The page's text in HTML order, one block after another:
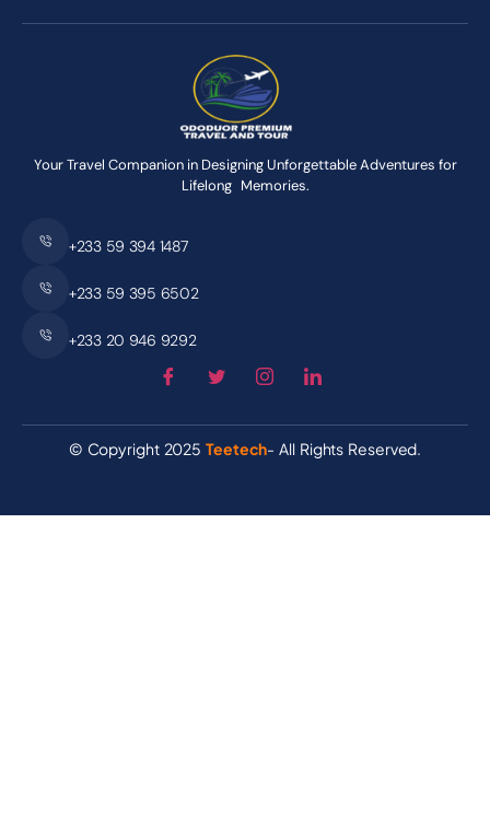
Your Travel Companion in Designing Unforgettable Adventures for
Lifelong Memories.
+233 59 394 1487
+233 59 395 6502
+233 20 946 9292
© Copyright 2025Teetech- All Rights Reserved.